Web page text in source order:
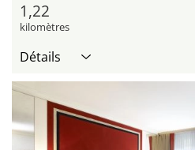
1,22
kilomètres
Détails